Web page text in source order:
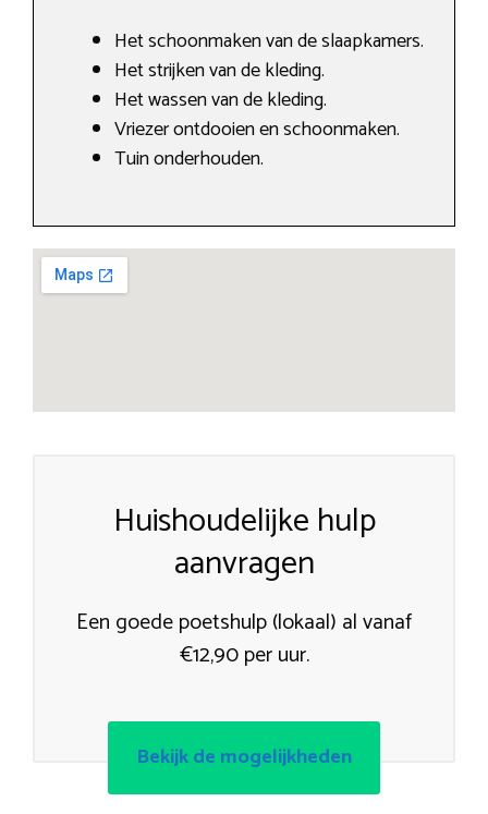
Het schoonmaken van de slaapkamers.
Het strijken van de kleding.
Het wassen van de kleding.
Vriezer ontdooien en schoonmaken.
Tuin onderhouden.
Huishoudelijke hulp
aanvragen
Een goede poetshulp (lokaal) al vanaf
€12,90 per uur.
Bekijk de mogelijkheden